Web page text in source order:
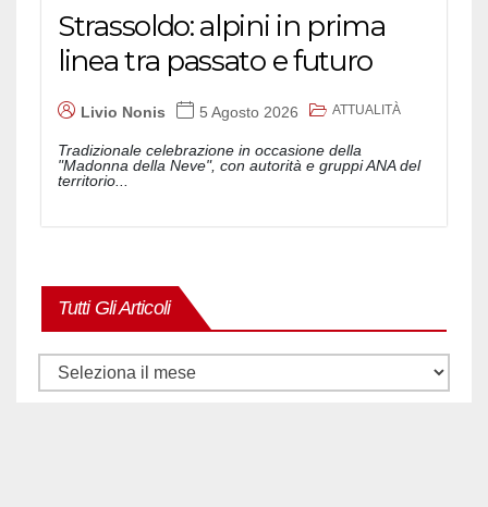
Strassoldo: alpini in prima
linea tra passato e futuro
Livio Nonis 5 Agosto 2026 ATTUALITÀ
Tradizionale celebrazione in occasione della
"Madonna della Neve", con autorità e gruppi ANA del
territorio...
Tutti Gli Articoli
Tutti